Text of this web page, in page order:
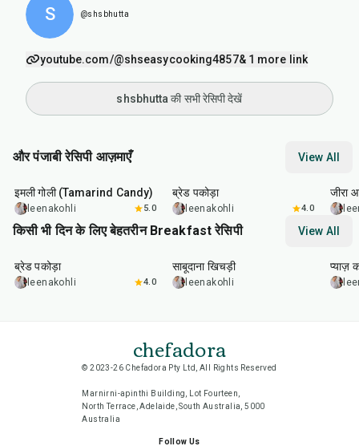
S @shsbhutta
youtube.com/@shseasycooking4857& 1 more link
shsbhutta की सभी रेसिपी देखें
और पंजाबी रेसिपी आज़माएँ View All
1
इमली गोली (Tamarind Candy)
leenakohli 5.0
ब्रेड पकोड़ा
leenakohli 4.0
जीरा
किसी भी दिन के लिए बेहतरीन Breakfast रेसिपी View All
15
ब्रेड पकोड़ा
leenakohli 4.0
min
साबूदाना खिचड़ी
leenakohli
प्याज़
chefadora
© 2023-26 Chefadora Pty Ltd, All Rights Reserved
Marnirni-apinthi Building, Lot Fourteen,
North Terrace, Adelaide, South Australia, 5000
Australia
Follow Us